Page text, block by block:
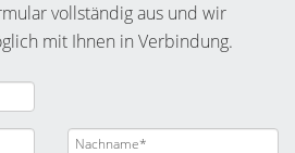
vollständig aus und wir
mit Ihnen in Verbindung.